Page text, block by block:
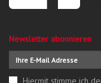
Newsletter abonnieren
Hiermit stimme ich